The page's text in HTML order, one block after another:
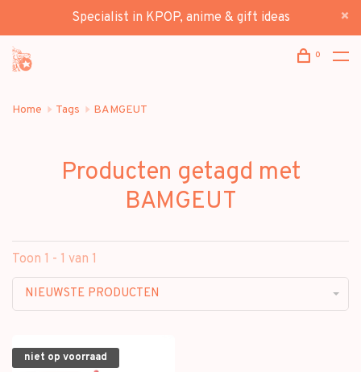
Specialist in KPOP, anime & gift ideas
0
Home Tags BAMGEUT
Producten getagd met
BAMGEUT
Toon 1 - 1 van 1
NIEUWSTE PRODUCTEN
niet op voorraad